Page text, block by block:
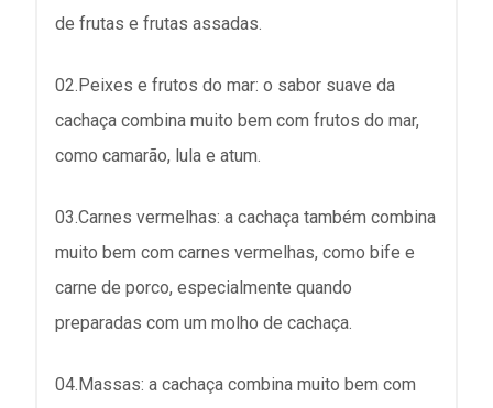
de frutas e frutas assadas.
02.Peixes e frutos do mar: o sabor suave da
cachaça combina muito bem com frutos do mar,
como camarão, lula e atum.
03.Carnes vermelhas: a cachaça também combina
muito bem com carnes vermelhas, como bife e
carne de porco, especialmente quando
preparadas com um molho de cachaça.
04.Massas: a cachaça combina muito bem com